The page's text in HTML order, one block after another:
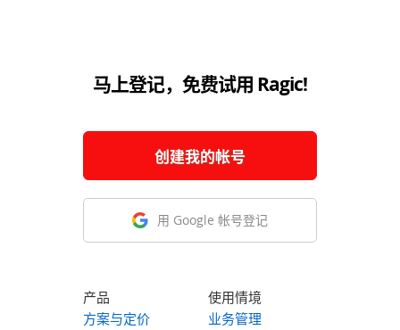
马上登记，免费试用 Ragic!
创建我的帐号
用 Google 帐号登记
产品
方案与定价
使用情境
业务管理